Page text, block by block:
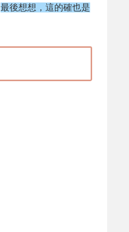
最後想想，這的確也是